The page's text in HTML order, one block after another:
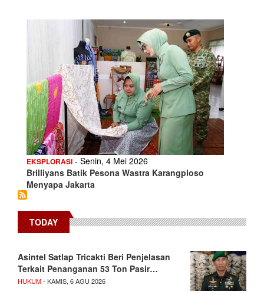
EKSPLORASI - Senin, 4 Mei 2026
Brilliyans Batik Pesona Wastra Karangploso
Menyapa Jakarta
TODAY
Asintel Satlap Tricakti Beri Penjelasan
Terkait Penanganan 53 Ton Pasir…
HUKUM- KAMIS, 6 AGU 2026